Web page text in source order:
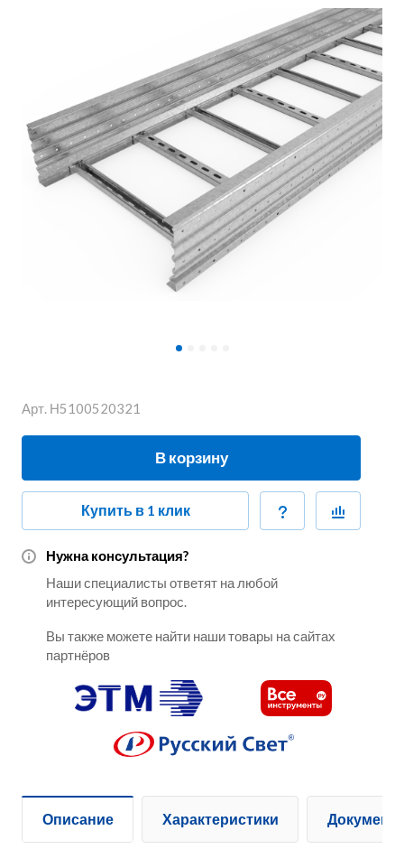
Арт. Н5100520321
В корзину
Купить в 1 клик
Нужна консультация?
Наши специалисты ответят на любой
интересующий вопрос.
Вы также можете найти наши товары на сайтах
партнёров
Описание Характеристики